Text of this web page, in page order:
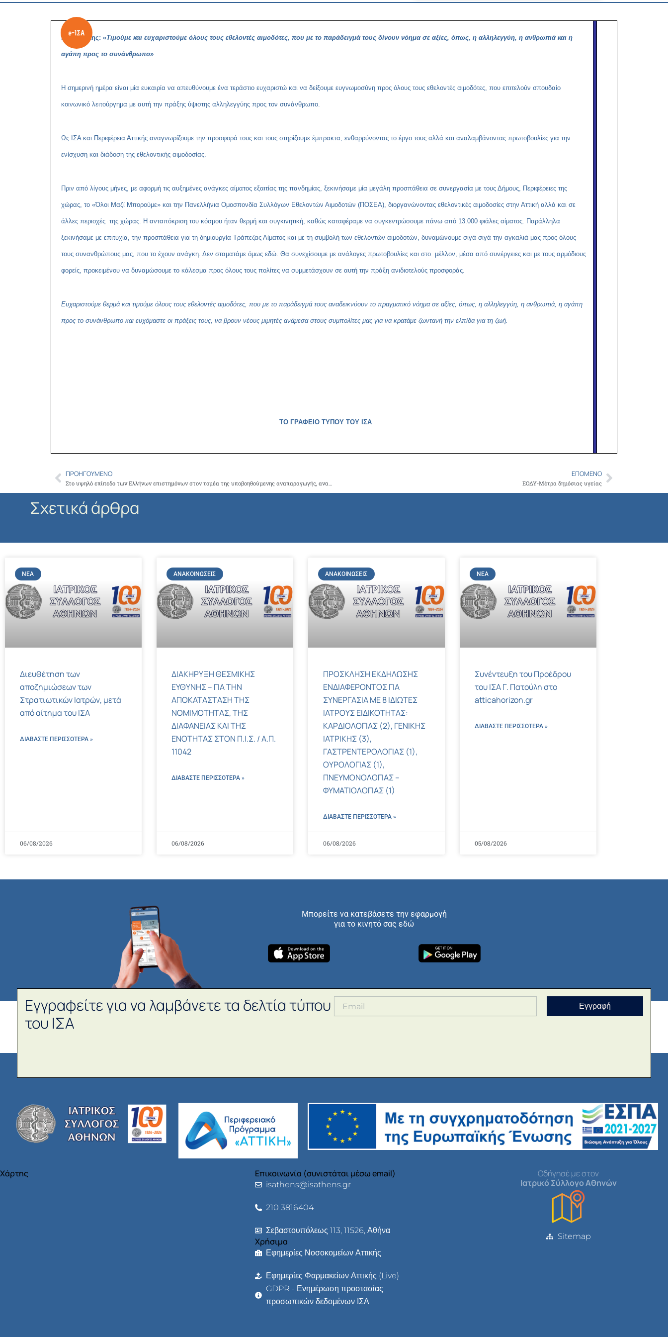
Γ. Πατούλης: «Τιμούμε και ευχαριστούμε όλους τους εθελοντές αιμοδότες, που με το παράδειγμά τους δίνουν νόημα σε αξίες, όπως, η αλληλεγγύη, η ανθρωπιά και η
αγάπη προς το συνάνθρωπο»
Η σημερινή ημέρα είναι μία ευκαιρία να απευθύνουμε ένα τεράστιο ευχαριστώ και να δείξουμε ευγνωμοσύνη προς όλους τους εθελοντές αιμοδότες, που επιτελούν σπουδαίο
κοινωνικό λειτούργημα με αυτή την πράξης ύψιστης αλληλεγγύης προς τον συνάνθρωπο.
Ως ΙΣΑ και Περιφέρεια Αττικής αναγνωρίζουμε την προσφορά τους και τους στηρίζουμε έμπρακτα, ενθαρρύνοντας το έργο τους αλλά και αναλαμβάνοντας πρωτοβουλίες για την
ενίσχυση και διάδοση της εθελοντικής αιμοδοσίας.
Πριν από λίγους μήνες, με αφορμή τις αυξημένες ανάγκες αίματος εξαιτίας της πανδημίας, ξεκινήσαμε μία μεγάλη προσπάθεια σε συνεργασία με τους Δήμους, Περιφέρειες της
χώρας, το «Όλοι Μαζί Μπορούμε» και την Πανελλήνια Ομοσπονδία Συλλόγων Εθελοντών Αιμοδοτών (ΠΟΣΕΑ), διοργανώνοντας εθελοντικές αιμοδοσίες στην Αττική αλλά και σε
άλλες περιοχές της χώρας. Η ανταπόκριση του κόσμου ήταν θερμή και συγκινητική, καθώς καταφέραμε να συγκεντρώσουμε πάνω από 13.000 φιάλες αίματος. Παράλληλα
ξεκινήσαμε με επιτυχία, την προσπάθεια για τη δημιουργία Τράπεζας Αίματος και με τη συμβολή των εθελοντών αιμοδοτών, δυναμώνουμε σιγά-σιγά την αγκαλιά μας προς όλους
τους συνανθρώπους μας, που το έχουν ανάγκη. Δεν σταματάμε όμως εδώ. Θα συνεχίσουμε με ανάλογες πρωτοβουλίες και στο μέλλον, μέσα από συνέργειες και με τους αρμόδιους
φορείς, προκειμένου να δυναμώσουμε το κάλεσμα προς όλους τους πολίτες να συμμετάσχουν σε αυτή την πράξη ανιδιοτελούς προσφοράς.
Ευχαριστούμε θερμά και τιμούμε όλους τους εθελοντές αιμοδότες, που με το παράδειγμά τους αναδεικνύουν το πραγματικό νόημα σε αξίες, όπως, η αλληλεγγύη, η ανθρωπιά, η αγάπη
προς το συνάνθρωπο και ευχόμαστε οι πράξεις τους, να βρουν νέους μιμητές ανάμεσα στους συμπολίτες μας για να κρατάμε ζωντανή την ελπίδα για τη ζωή.
ΤΟ ΓΡΑΦΕΙΟ ΤΥΠΟΥ ΤΟΥ ΙΣΑ
Prev
ΠΡΟΗΓΟΎΜΕΝΟ ΕΠΌΜΕΝΟ
ΕΟΔΥ-Μέτρα δημόσιας υγείαςNext
Σχετικά άρθρα
ΝΈΑ
Διευθέτηση των
αποζημιώσεων των
Στρατιωτικών Ιατρών, μετά
από αίτημα του ΙΣΑ
ΔΙΑΒΑΣΤΕ ΠΕΡΙΣΣΌΤΕΡΑ »
06/08/2026
ΑΝΑΚΟΙΝΏΣΕΙΣ
ΔΙΑΚΗΡΥΞΗ ΘΕΣΜΙΚΗΣ
ΕΥΘΥΝΗΣ – ΓΙΑ ΤΗΝ
ΑΠΟΚΑΤΑΣΤΑΣΗ ΤΗΣ
ΝΟΜΙΜΟΤΗΤΑΣ, ΤΗΣ
ΔΙΑΦΑΝΕΙΑΣ ΚΑΙ ΤΗΣ
ΕΝΟΤΗΤΑΣ ΣΤΟΝ Π.Ι.Σ. / Α.Π.
11042
ΔΙΑΒΑΣΤΕ ΠΕΡΙΣΣΌΤΕΡΑ »
06/08/2026
ΑΝΑΚΟΙΝΏΣΕΙΣ
ΠΡΟΣΚΛΗΣΗ ΕΚΔΗΛΩΣΗΣ
ΕΝΔΙΑΦΕΡΟΝΤΟΣ ΓΙΑ
ΣΥΝΕΡΓΑΣΙΑ ΜΕ 8 ΙΔΙΩΤΕΣ
ΙΑΤΡΟΥΣ ΕΙΔΙΚΟΤΗΤΑΣ:
ΚΑΡΔΙΟΛΟΓΙΑΣ (2), ΓΕΝΙΚΗΣ
ΙΑΤΡΙΚΗΣ (3),
ΓΑΣΤΡΕΝΤΕΡΟΛΟΓΙΑΣ (1),
ΟΥΡΟΛΟΓΙΑΣ (1),
ΠΝΕΥΜΟΝΟΛΟΓΙΑΣ –
ΦΥΜΑΤΙΟΛΟΓΙΑΣ (1)
ΔΙΑΒΑΣΤΕ ΠΕΡΙΣΣΌΤΕΡΑ »
06/08/2026
ΝΈΑ
Συνέντευξη του Προέδρου
του ΙΣΑ Γ. Πατούλη στο
atticahorizon.gr
ΔΙΑΒΑΣΤΕ ΠΕΡΙΣΣΌΤΕΡΑ »
05/08/2026
Μπορείτε να κατεβάσετε την εφαρμογή
για το κινητό σας εδώ
Εγγραφείτε για να λαμβάνετε τα δελτία τύπου
του ΙΣΑ
Εγγραφή
Χάρτης Επικοινωνία (συνιστάται μέσω email)
isathens@isathens.gr
210 3816404
Σεβαστουπόλεως 113, 11526, Αθήνα
Χρήσιμα
Εφημερίες Νοσοκομείων Αττικής
Εφημερίες Φαρμακείων Αττικής (Live)
GDPR - Ενημέρωση προστασίας
προσωπικών δεδομένων ΙΣΑ
Οδήγησέ με στον
Ιατρικό Σύλλογο Αθηνών
Sitemap
Copy